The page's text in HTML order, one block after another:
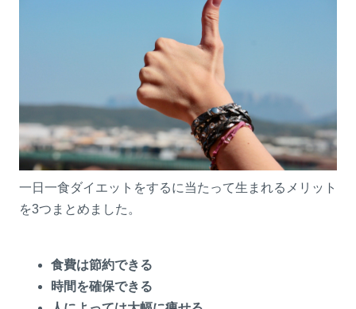
一日一食ダイエットをするに当たって生まれるメリット
を3つまとめました。
食費は節約できる
時間を確保できる